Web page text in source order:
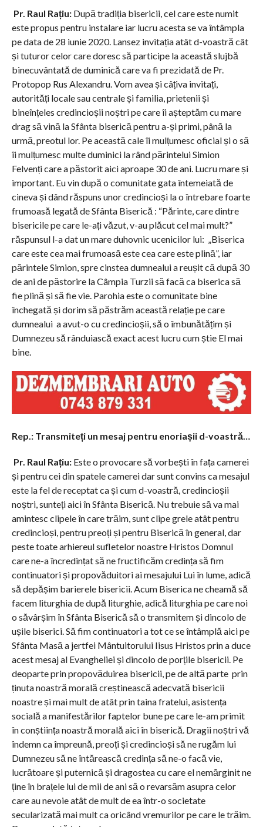
Pr. Raul Rațiu: După tradiția bisericii, cel care este numit
este propus pentru instalare iar lucru acesta se va întâmpla
pe data de 28 iunie 2020. Lansez invitația atât d-voastră cât
și tuturor celor care doresc să participe la această slujbă
binecuvântată de duminică care va fi prezidată de Pr.
Protopop Rus Alexandru. Vom avea și câțiva invitați,
autorități locale sau centrale și familia, prietenii și
bineînțeles credincioșii noștri pe care îi așteptăm cu mare
drag să vină la Sfânta biserică pentru a-și primi, până la
urmă, preotul lor. Pe această cale îi mulțumesc oficial și o să
îi mulțumesc multe duminici la rând părintelui Simion
Felvenți care a păstorit aici aproape 30 de ani. Lucru mare și
important. Eu vin după o comunitate gata întemeiată de
cineva și dând răspuns unor credincioși la o întrebare foarte
frumoasă legată de Sfânta Biserică : “Părinte, care dintre
bisericile pe care le-ați văzut, v-au plăcut cel mai mult?”
răspunsul l-a dat un mare duhovnic ucenicilor lui: „Biserica
care este cea mai frumoasă este cea care este plină”, iar
părintele Simion, spre cinstea dumnealui a reușit că după 30
de ani de păstorire la Câmpia Turzii să facă ca biserica să
fie plină și să fie vie. Parohia este o comunitate bine
închegată și dorim să păstrăm această relație pe care
dumnealui a avut-o cu credincioșii, să o îmbunătățim și
Dumnezeu să rânduiască exact acest lucru cum știe El mai
bine.
Rep.: Transmiteți un mesaj pentru enoriașii d-voastră…
Pr. Raul Rațiu: Este o provocare să vorbești în fața camerei
și pentru cei din spatele camerei dar sunt convins ca mesajul
este la fel de receptat ca și cum d-voastră, credincioșii
noștri, sunteți aici în Sfânta Biserică. Nu trebuie să va mai
amintesc clipele în care trăim, sunt clipe grele atât pentru
credincioși, pentru preoți și pentru Biserică în general, dar
peste toate arhiereul sufletelor noastre Hristos Domnul
care ne-a încredințat să ne fructificăm credința să fim
continuatori și propovăduitori ai mesajului Lui în lume, adică
să depășim barierele bisericii. Acum Biserica ne cheamă să
facem liturghia de după liturghie, adică liturghia pe care noi
o săvârșim în Sfânta Biserică să o transmitem și dincolo de
ușile biserici. Să fim continuatori a tot ce se întâmplă aici pe
Sfânta Masă a jertfei Mântuitorului Iisus Hristos prin a duce
acest mesaj al Evangheliei și dincolo de porțile bisericii. Pe
deoparte prin propovăduirea bisericii, pe de altă parte prin
ținuta noastră morală creștinească adecvată bisericii
noastre și mai mult de atât prin taina fratelui, asistența
socială a manifestărilor faptelor bune pe care le-am primit
în conștiința noastră morală aici în biserică. Dragii noștri vă
îndemn ca împreună, preoți și credincioși să ne rugăm lui
Dumnezeu să ne întărească credința să ne-o facă vie,
lucrătoare și puternică și dragostea cu care el nemărginit ne
ține în brațele lui de mii de ani să o revarsăm asupra celor
care au nevoie atât de mult de ea într-o societate
secularizată mai mult ca oricând vremurilor pe care le trăim.